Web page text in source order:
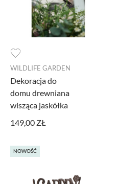
WILDLIFE GARDEN
Dekoracja do
domu drewniana
wisząca jaskółka
149,00 ZŁ
NOWOŚĆ